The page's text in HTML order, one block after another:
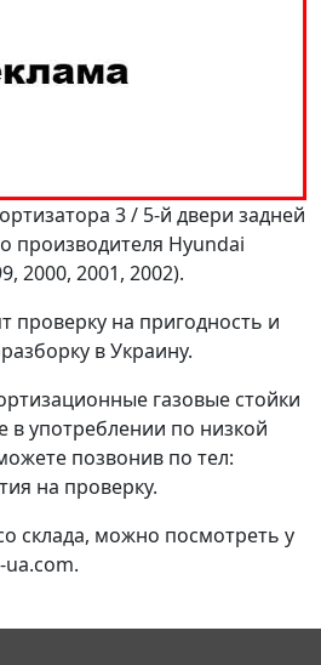
3 / 5-й двери задней
производителя Hyundai
2000, 2001, 2002).
проверку на пригодность и
в Украину.
газовые стойки
в употреблении по низкой
позвонив по тел:
на проверку.
склада, можно посмотреть у
ua.com.